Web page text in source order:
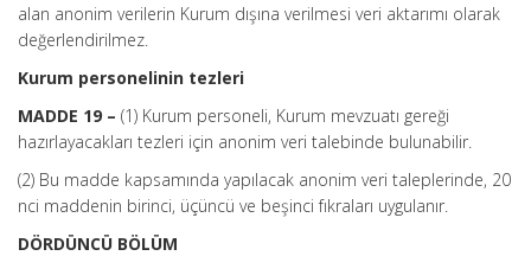
alan anonim verilerin Kurum dışına verilmesi veri aktarımı olarak
değerlendirilmez.
Kurum personelinin tezleri
MADDE 19 – (1) Kurum personeli, Kurum mevzuatı gereği
hazırlayacakları tezleri için anonim veri talebinde bulunabilir.
(2) Bu madde kapsamında yapılacak anonim veri taleplerinde, 20
nci maddenin birinci, üçüncü ve beşinci fıkraları uygulanır.
DÖRDÜNCÜ BÖLÜM